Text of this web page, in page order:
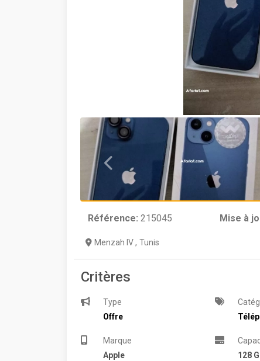
Référence: 215045 Mise à
Menzah IV, Tunis
Critères
Type
Offre
Marque
Apple
128